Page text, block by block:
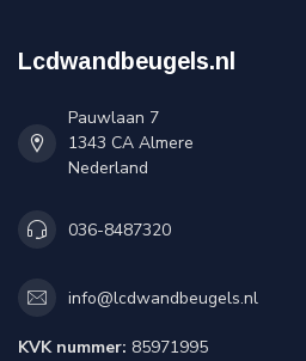
Lcdwandbeugels.nl
Pauwlaan 7
1343 CA Almere
Nederland
036-8487320
info@lcdwandbeugels.nl
KVK nummer: 85971995